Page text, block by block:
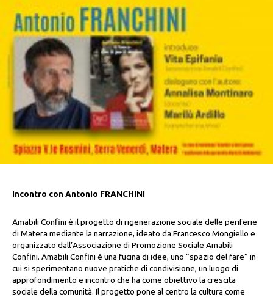
Incontro con Antonio FRANCHINI
Amabili Confini è il progetto di rigenerazione sociale delle periferie
di Matera mediante la narrazione, ideato da Francesco Mongiello e
organizzato dall’Associazione di Promozione Sociale Amabili
Confini. Amabili Confini è una fucina di idee, uno “spazio del fare” in
cui si sperimentano nuove pratiche di condivisione, un luogo di
approfondimento e incontro che ha come obiettivo la crescita
sociale della comunità. Il progetto pone al centro la cultura come